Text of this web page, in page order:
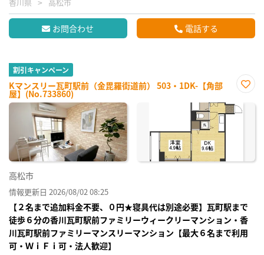
お問合わせ 電話する
割引キャンペーン
Kマンスリー瓦町駅前（金毘羅街道前） 503・1DK-【角部
屋】(No.733860)
に入
り登
高松市
情報更新日 2026/08/02 08:25
【２名まで追加料金不要、０円★寝具代は別途必要】瓦町駅まで
徒歩６分の香川瓦町駅前ファミリーウィークリーマンション・香
川瓦町駅前ファミリーマンスリーマンション【最大６名まで利用
可・ＷｉＦｉ可・法人歓迎】